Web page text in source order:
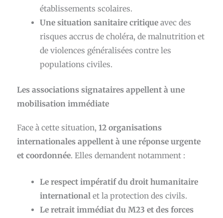
établissements scolaires.
Une situation sanitaire critique avec des
risques accrus de choléra, de malnutrition et
de violences généralisées contre les
populations civiles.
Les associations signataires appellent à une
mobilisation immédiate
Face à cette situation, 12 organisations
internationales appellent à une réponse urgente
et coordonnée. Elles demandent notamment :
Le respect impératif du droit humanitaire
international et la protection des civils.
Le retrait immédiat du M23 et des forces